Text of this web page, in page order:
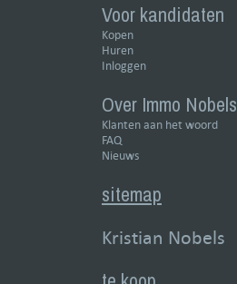
Voor kandidaten
Kopen
Huren
Inloggen
Over Immo Nobels
Klanten aan het woord
FAQ
Nieuws
sitemap
Kristian Nobels